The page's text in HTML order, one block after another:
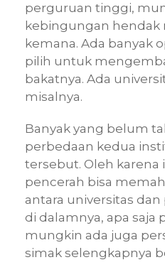
perguruan tinggi,
kebingungan hendak
kemana. Ada banyak
pilih untuk
bakatnya. Ada
misalnya.
Banyak yang belum
perbedaan kedua
tersebut. Oleh karena
pencerah bisa
antara universitas dan
di dalamnya, apa saja
mungkin ada juga
simak selengkapnya